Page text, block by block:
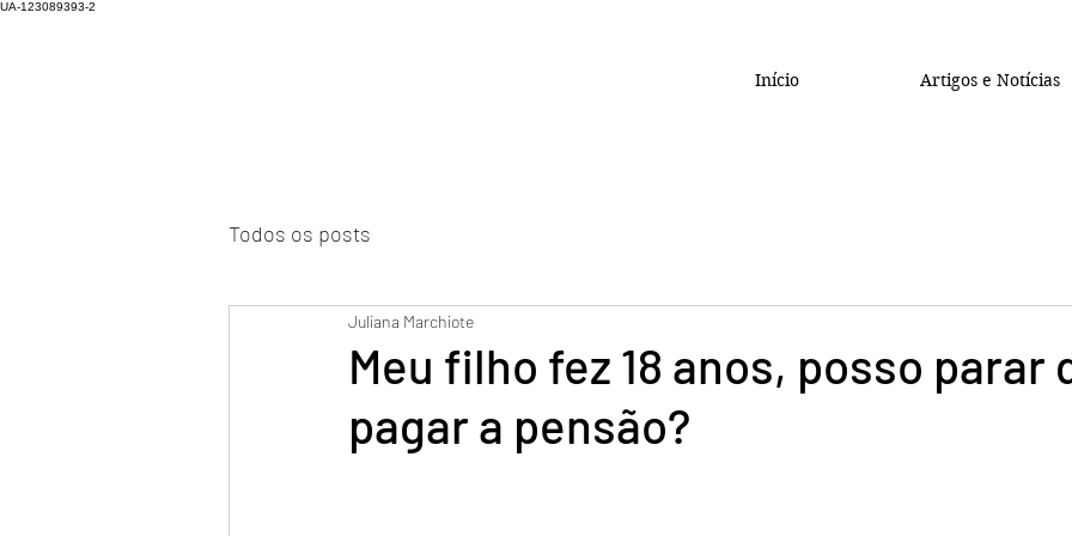
UA-123089393-2
Início Artigos e Notícias
Todos os posts
Meu filho fez 18 anos, posso parar
pagar a pensão?
Juliana Marchiote